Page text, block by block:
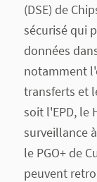
(DSE) de
sécurisé qui
données
notamment
transferts et
soit l'EPD, le
surveillance
le PGO+ de
peuvent